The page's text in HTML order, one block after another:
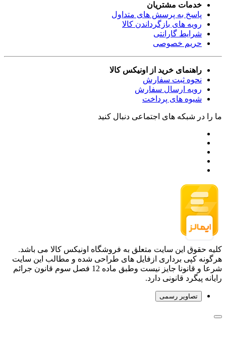
خدمات مشتریان
پاسخ به پرسش های متداول
رویه های بازگرداندن کالا
شرایط گارانتی
حریم خصوصی
راهنمای خرید از اونیکس کالا
نحوه ثبت سفارش
رویه ارسال سفارش
شیوه های پرداخت
ما را در شبکه های اجتماعی دنبال کنید
کلیه حقوق این سایت متعلق به فروشگاه اونیکس کالا می باشد.
هرگونه کپی برداری ازفایل های طراحی شده و مطالب این سایت
شرعا و قانونا جایز نیست وطبق ماده 12 فصل سوم قانون جرائم
رایانه پیگرد قانونی دارد.
تصاویر رسمی